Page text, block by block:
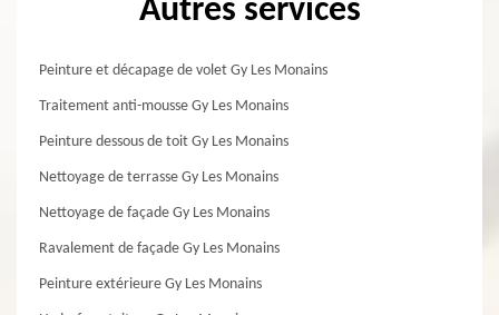
Autres services
Peinture et décapage de volet Gy Les Monains
Traitement anti-mousse Gy Les Monains
Peinture dessous de toit Gy Les Monains
Nettoyage de terrasse Gy Les Monains
Nettoyage de façade Gy Les Monains
Ravalement de façade Gy Les Monains
Peinture extérieure Gy Les Monains